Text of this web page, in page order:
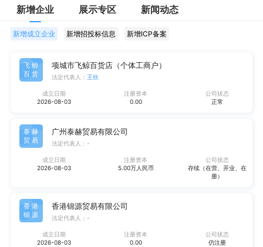
新增企业 展示专区 新闻动态
新增成立企业 新增招投标信息 新增ICP备案
飞鲸
百货
项城市飞鲸百货店（个体工商户）
法定代表人： 王欣
成立日期
2026-08-03
注册资本
0.00
公司状态
正常
泰赫
贸易
广州泰赫贸易有限公司
法定代表人： -
成立日期
2026-08-03
注册资本
5.00万人民币
公司状态
存续（在营、开业、在
册）
香港
锦源
香港锦源贸易有限公司
法定代表人： -
成立日期
2026-08-03
注册资本
0.00
公司状态
仍注册